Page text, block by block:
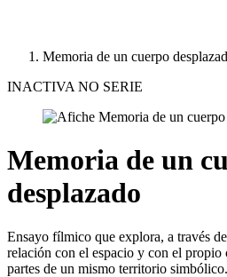
Memoria de un cuerpo
INACTIVA NO SERIE
Memoria de un
desplazado
Ensayo fílmico que explora, a través
relación con el espacio y con el propio
partes de un mismo territorio simbólico.